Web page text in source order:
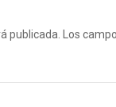
publicada. Los